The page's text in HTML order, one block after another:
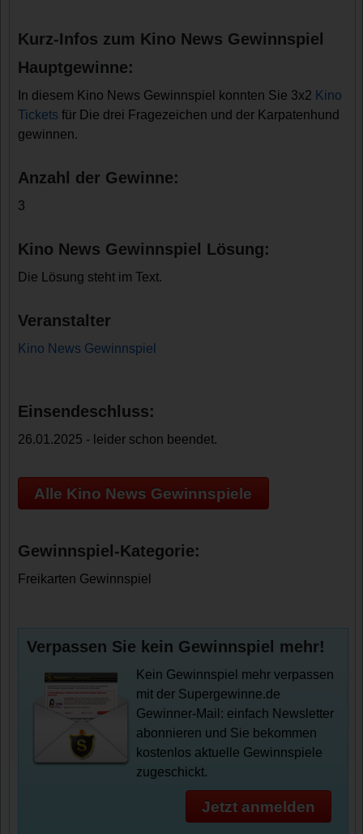
Kurz-Infos zum Kino News Gewinnspiel
Hauptgewinne:
In diesem Kino News Gewinnspiel konnten Sie 3x2 Kino
Tickets für Die drei Fragezeichen und der Karpatenhund
gewinnen.
Anzahl der Gewinne:
3
Kino News Gewinnspiel Lösung:
Die Lösung steht im Text.
Veranstalter
Kino News Gewinnspiel
Einsendeschluss:
26.01.2025 - leider schon beendet.
Alle Kino News Gewinnspiele
Gewinnspiel-Kategorie:
Freikarten Gewinnspiel
Verpassen Sie kein Gewinnspiel mehr!
Kein Gewinnspiel mehr verpassen
mit der Supergewinne.de
Gewinner-Mail: einfach Newsletter
abonnieren und Sie bekommen
kostenlos aktuelle Gewinnspiele
zugeschickt.
Jetzt anmelden